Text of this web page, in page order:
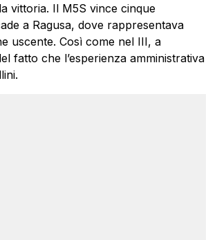
vittoria. Il M5S vince cinque
a Ragusa, dove rappresentava
uscente. Così come nel III, a
fatto che l’esperienza amministrativa